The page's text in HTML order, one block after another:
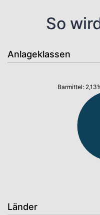
So
Anlageklassen
Barmittel:
Länder